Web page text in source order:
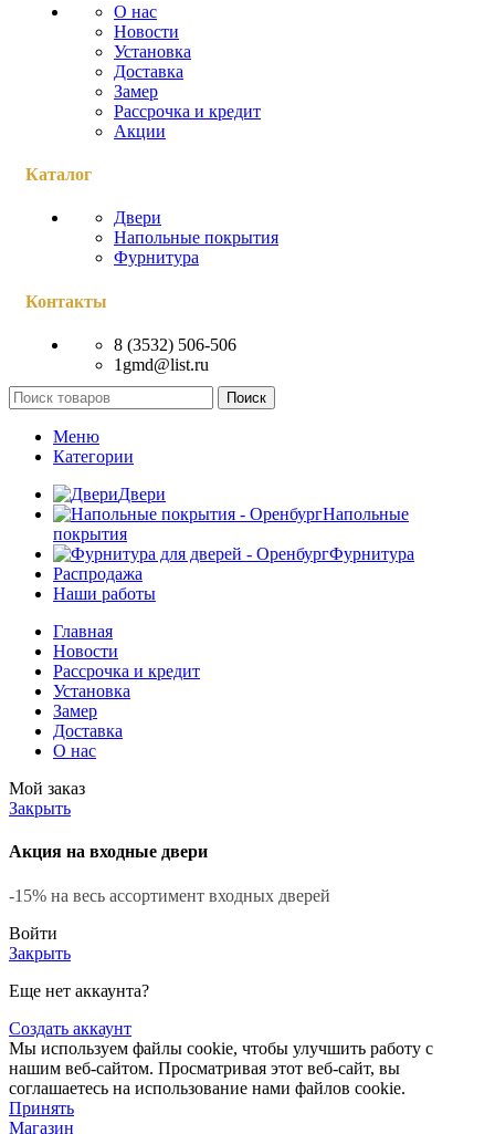
О нас
Новости
Установка
Доставка
Замер
Рассрочка и кредит
Акции
Каталог
Двери
Напольные покрытия
Фурнитура
Контакты
8 (3532) 506-506
1gmd@list.ru
Поиск
Меню
Категории
Двери
Напольные
покрытия
Фурнитура
Распродажа
Наши работы
Главная
Новости
Рассрочка и кредит
Установка
Замер
Доставка
О нас
Мой заказ
Закрыть
Акция на входные двери
-15% на весь ассортимент входных дверей
Войти
Закрыть
Еще нет аккаунта?
Создать аккаунт
Мы используем файлы cookie, чтобы улучшить работу с
нашим веб-сайтом. Просматривая этот веб-сайт, вы
соглашаетесь на использование нами файлов cookie.
Принять
Магазин